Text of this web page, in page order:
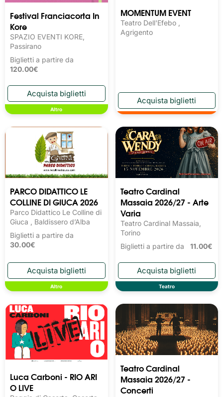
Festival Franciacorta In
Kore
SPAZIO EVENTI KORE,
Passirano
Biglietti a partire da
120.00€
Altro
MOMENTUM EVENT
Teatro Dell'Efebo ,
Agrigento
PARCO DIDATTICO LE
COLLINE DI GIUCA 2026
Parco Didattico Le Colline di
Giuca , Baldissero d’Alba
Biglietti a partire da
30.00€
Altro
Teatro Cardinal
Massaia 2026/27 - Arte
Varia
Teatro Cardinal Massaia,
Torino
Biglietti a partire da 11.00€
Teatro
Luca Carboni - RIO ARI
O LIVE
Teatro Cardinal
Massaia 2026/27 -
Concerti